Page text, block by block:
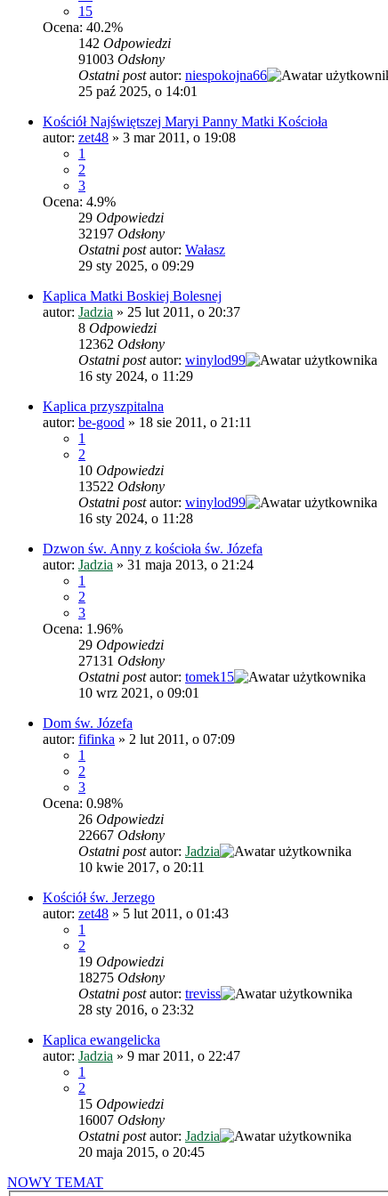
15
Ocena: 40.2%
142 Odpowiedzi
91003 Odsłony
Ostatni postautor: niespokojna66
25 paź 2025, o 14:01
Kościół Najświętszej Maryi Panny Matki Kościoła
autor: zet48 » 3 mar 2011, o 19:08
1
2
3
Ocena: 4.9%
29 Odpowiedzi
32197 Odsłony
Ostatni postautor: Wałasz
29 sty 2025, o 09:29
Kaplica Matki Boskiej Bolesnej
autor: Jadzia » 25 lut 2011, o 20:37
8 Odpowiedzi
12362 Odsłony
Ostatni postautor: winylod99
16 sty 2024, o 11:29
Kaplica przyszpitalna
autor: be-good » 18 sie 2011, o 21:11
1
2
10 Odpowiedzi
13522 Odsłony
Ostatni postautor: winylod99
16 sty 2024, o 11:28
Dzwon św. Anny z kościoła św. Józefa
autor: Jadzia » 31 maja 2013, o 21:24
1
2
3
Ocena: 1.96%
29 Odpowiedzi
27131 Odsłony
Ostatni postautor: tomek15
10 wrz 2021, o 09:01
Dom św. Józefa
autor: fifinka » 2 lut 2011, o 07:09
1
2
3
Ocena: 0.98%
26 Odpowiedzi
22667 Odsłony
Ostatni postautor: Jadzia
10 kwie 2017, o 20:11
Kościół św. Jerzego
autor: zet48 » 5 lut 2011, o 01:43
1
2
19 Odpowiedzi
18275 Odsłony
Ostatni postautor: treviss
28 sty 2016, o 23:32
Kaplica ewangelicka
autor: Jadzia » 9 mar 2011, o 22:47
1
2
15 Odpowiedzi
16007 Odsłony
Ostatni postautor: Jadzia
20 maja 2015, o 20:45
NOWY TEMAT